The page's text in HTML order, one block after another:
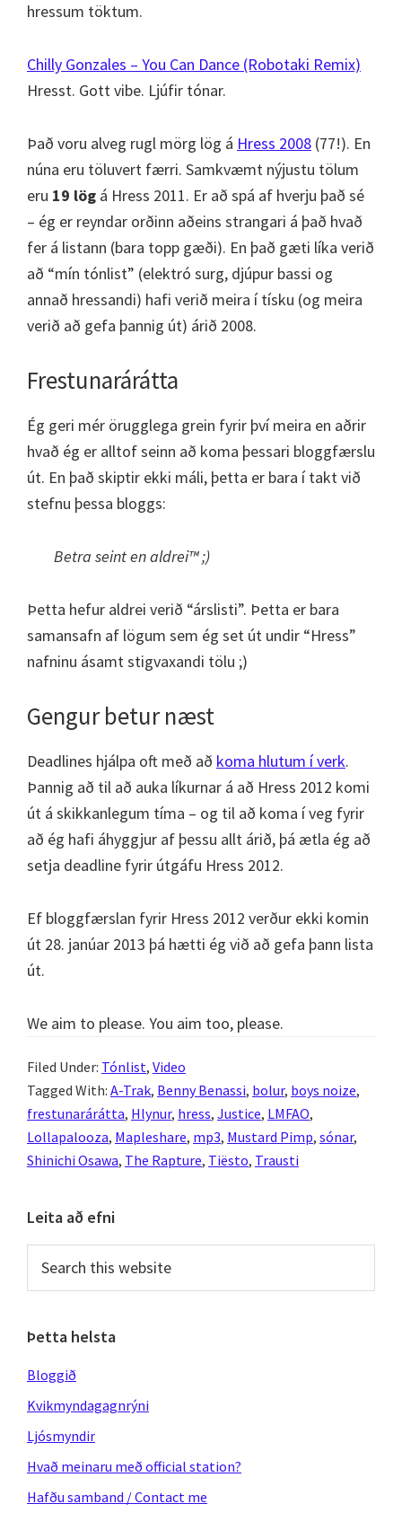
hressum töktum.
Chilly Gonzales – You Can Dance (Robotaki Remix)
Hresst. Gott vibe. Ljúfir tónar.
Það voru alveg rugl mörg lög á Hress 2008 (77!). En
núna eru töluvert færri. Samkvæmt nýjustu tölum
eru 19 lög á Hress 2011. Er að spá af hverju það sé
– ég er reyndar orðinn aðeins strangari á það hvað
fer á listann (bara topp gæði). En það gæti líka verið
að “mín tónlist” (elektró surg, djúpur bassi og
annað hressandi) hafi verið meira í tísku (og meira
verið að gefa þannig út) árið 2008.
Frestunarárátta
Ég geri mér örugglega grein fyrir því meira en aðrir
hvað ég er alltof seinn að koma þessari bloggfærslu
út. En það skiptir ekki máli, þetta er bara í takt við
stefnu þessa bloggs:
Betra seint en aldrei™ ;)
Þetta hefur aldrei verið “árslisti”. Þetta er bara
samansafn af lögum sem ég set út undir “Hress”
nafninu ásamt stigvaxandi tölu ;)
Gengur betur næst
Deadlines hjálpa oft með að koma hlutum í verk.
Þannig að til að auka líkurnar á að Hress 2012 komi
út á skikkanlegum tíma – og til að koma í veg fyrir
að ég hafi áhyggjur af þessu allt árið, þá ætla ég að
setja deadline fyrir útgáfu Hress 2012.
Ef bloggfærslan fyrir Hress 2012 verður ekki komin
út 28. janúar 2013 þá hætti ég við að gefa þann lista
út.
We aim to please. You aim too, please.
Filed Under: Tónlist, Video
Tagged With: A-Trak, Benny Benassi, bolur, boys noize,
frestunarárátta, Hlynur, hress, Justice, LMFAO,
Lollapalooza, Mapleshare, mp3, Mustard Pimp, sónar,
Shinichi Osawa, The Rapture, Tiësto, Trausti
Primary
Sidebar
Leita að efni
this
Þetta helsta
Bloggið
Kvikmyndagagnrýni
Ljósmyndir
Hvað meinaru með official station?
Hafðu samband / Contact me